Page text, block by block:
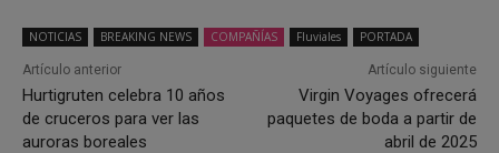
NOTICIAS BREAKING NEWS COMPAÑÍAS Fluviales PORTADA
Artículo anterior
Hurtigruten celebra 10 años
de cruceros para ver las
auroras boreales
Artículo siguiente
Virgin Voyages ofrecerá
paquetes de boda a partir de
abril de 2025